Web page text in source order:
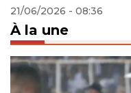
21/06/2026 - 08:36
À la une